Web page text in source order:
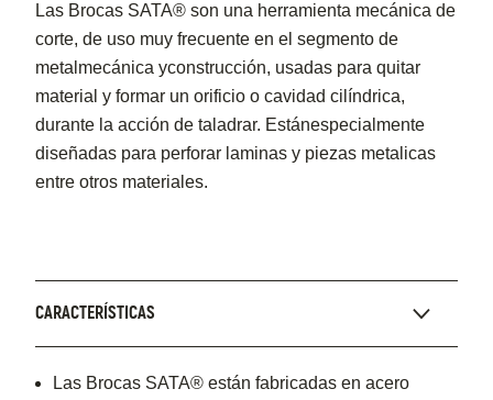
Las Brocas SATA® son una herramienta mecánica de
corte, de uso muy frecuente en el segmento de
metalmecánica yconstrucción, usadas para quitar
material y formar un orificio o cavidad cilíndrica,
durante la acción de taladrar. Estánespecialmente
diseñadas para perforar laminas y piezas metalicas
entre otros materiales.
CARACTERÍSTICAS
Las Brocas SATA® están fabricadas en acero